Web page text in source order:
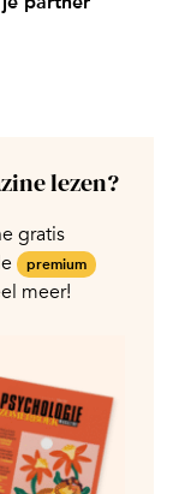
lezen?
gratis
premium
meer!